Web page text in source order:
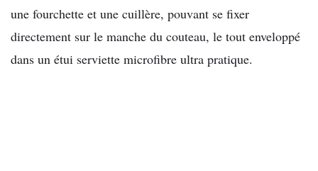
une fourchette et une cuillère, pouvant se fixer
directement sur le manche du couteau, le tout enveloppé
dans un étui serviette microfibre ultra pratique.